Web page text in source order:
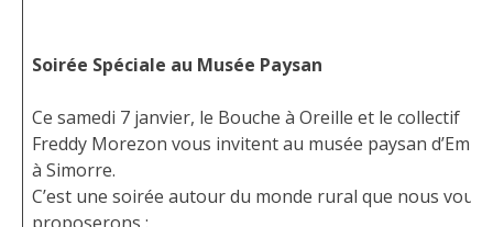
Soirée Spéciale au Musée Paysan
Ce samedi 7 janvier, le Bouche à Oreille et le collectif
Freddy Morezon vous invitent au musée paysan d’Emile,
à Simorre.
C’est une soirée autour du monde rural que nous vous